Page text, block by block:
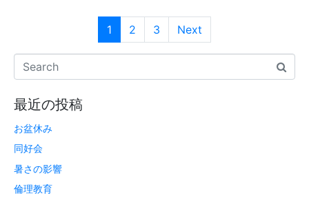
1 2 3 Next
最近の投稿
お盆休み
同好会
暑さの影響
倫理教育